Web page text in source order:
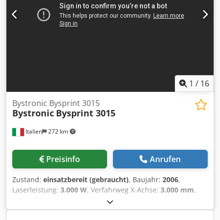
Lagern): ASTES4SORT (12 Positionen) Lager: TRAFO (12
Lagerpositionen) Betriebsstunden: 41643h
Schneidstunden: 25394h
1 / 16
Italien 272 km
Bystronic Bysprint 3015
Bystronic Bysprint 3015
Preisinfo Anrufen
Zustand: einsatzbereit (gebraucht), Baujahr: 2006,
Laserleistung: 3.000 W, Verfahrweg X-Achse: 3.000 mm,
1.500 mm
Diese 3-Achsen-CO₂-Laserschneidmaschine vom Typ